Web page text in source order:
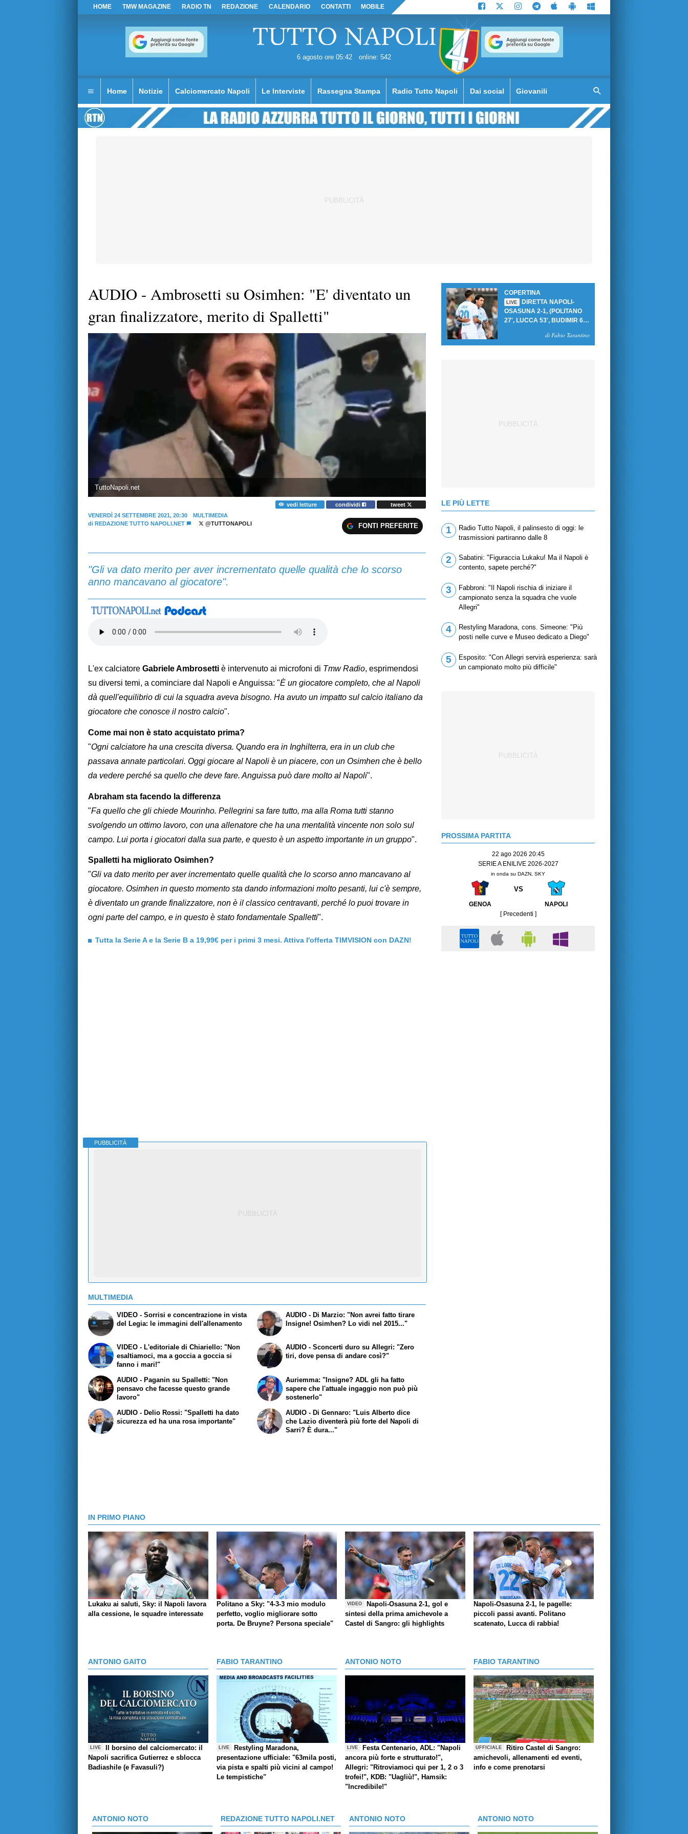
HOME TMW MAGAZINE RADIO TN REDAZIONE CALENDARIO CONTATTI MOBILE
6 agosto ore 05:42 online: 542
Home Notizie Calciomercato Napoli Le Interviste Rassegna Stampa Radio Tutto Napoli Dai social Giovanili
AUDIO - Ambrosetti su Osimhen: "E' diventato un
gran finalizzatore, merito di Spalletti"
TuttoNapoli.net
vedi letture condividi
tweet
VENERDÌ 24 SETTEMBRE 2021, 20:30
MULTIMEDIA
di REDAZIONE TUTTO NAPOLI.NET @TUTTONAPOLI FONTI PREFERITE
"Gli va dato merito per aver incrementato quelle qualità che lo scorso
anno mancavano al giocatore".
L'ex calciatore Gabriele Ambrosetti è intervenuto ai microfoni di Tmw Radio, esprimendosi
su diversi temi, a cominciare dal Napoli e Anguissa: "È un giocatore completo, che al Napoli
dà quell'equilibrio di cui la squadra aveva bisogno. Ha avuto un impatto sul calcio italiano da
giocatore che conosce il nostro calcio".
Come mai non è stato acquistato prima?
"Ogni calciatore ha una crescita diversa. Quando era in Inghilterra, era in un club che
passava annate particolari. Oggi giocare al Napoli è un piacere, con un Osimhen che è bello
da vedere perché sa quello che deve fare. Anguissa può dare molto al Napoli".
Abraham sta facendo la differenza
"Fa quello che gli chiede Mourinho. Pellegrini sa fare tutto, ma alla Roma tutti stanno
svolgendo un ottimo lavoro, con una allenatore che ha una mentalità vincente non solo sul
campo. Lui porta i giocatori dalla sua parte, e questo è un aspetto importante in un gruppo".
Spalletti ha migliorato Osimhen?
"Gli va dato merito per aver incrementato quelle qualità che lo scorso anno mancavano al
giocatore. Osimhen in questo momento sta dando informazioni molto pesanti, lui c'è sempre,
è diventato un grande finalizzatore, non è il classico centravanti, perché lo puoi trovare in
ogni parte del campo, e in questo è stato fondamentale Spalletti".
Tutta la Serie A e la Serie B a 19,99€ per i primi 3 mesi. Attiva l'offerta TIMVISION con DAZN!
PUBBLICITÀ
MULTIMEDIA
VIDEO - Sorrisi e concentrazione in vista
del Legia: le immagini dell'allenamento
VIDEO - L'editoriale di Chiariello: "Non
esaltiamoci, ma a goccia a goccia si
fanno i mari!"
AUDIO - Di Marzio: "Non avrei fatto tirare
Insigne! Osimhen? Lo vidi nel 2015..."
AUDIO - Sconcerti duro su Allegri: "Zero
tiri, dove pensa di andare così?"
AUDIO - Paganin su Spalletti: "Non
pensavo che facesse questo grande
lavoro"
AUDIO - Delio Rossi: "Spalletti ha dato
sicurezza ed ha una rosa importante"
Auriemma: "Insigne? ADL gli ha fatto
sapere che l'attuale ingaggio non può più
sostenerlo"
AUDIO - Di Gennaro: "Luis Alberto dice
che Lazio diventerà più forte del Napoli di
Sarri? È dura..."
COPERTINA
LIVE
DIRETTA NAPOLI-
OSASUNA 2-1, (POLITANO
27', LUCCA 53', BUDIMIR 69'
PER PRIMA VITTORIA AL
di Fabio Tarantino
LE PIÙ LETTE
1
Radio Tutto Napoli, il palinsesto di oggi: le
trasmissioni partiranno dalle 8
2
Sabatini: "Figuraccia Lukaku! Ma il Napoli è
contento, sapete perché?"
3
Fabbroni: "Il Napoli rischia di iniziare il
campionato senza la squadra che vuole
Allegri"
4
Restyling Maradona, cons. Simeone: "Più
posti nelle curve e Museo dedicato a Diego"
5
Esposito: "Con Allegri servirà esperienza: sarà
un campionato molto più difficile"
PROSSIMA PARTITA
22 ago 2026 20:45
SERIE A ENILIVE 2026-2027
in onda su DAZN, SKY
VS
GENOA
NAPOLI
[ Precedenti ]
IN PRIMO PIANO
Lukaku ai saluti, Sky: il Napoli lavora
alla cessione, le squadre interessate
Politano a Sky: "4-3-3 mio modulo
perfetto, voglio migliorare sotto
porta. De Bruyne? Persona speciale"
VIDEO
Napoli-Osasuna 2-1, gol e
sintesi della prima amichevole a
Castel di Sangro: gli highlights
Napoli-Osasuna 2-1, le pagelle:
piccoli passi avanti. Politano
scatenato, Lucca di rabbia!
ANTONIO GAITO
LIVE
Il borsino del calciomercato: il
Napoli sacrifica Gutierrez e sblocca
Badiashile (e Favasuli?)
FABIO TARANTINO
LIVE
Restyling Maradona,
presentazione ufficiale: "63mila posti,
via pista e spalti più vicini al campo!
Le tempistiche"
ANTONIO NOTO
LIVE
Festa Centenario, ADL: "Napoli
ancora più forte e strutturato!",
Allegri: "Ritroviamoci qui per 1, 2 o 3
trofei!", KDB: "Uagliù!", Hamsik:
"Incredibile!"
FABIO TARANTINO
UFFICIALE
Ritiro Castel di Sangro:
amichevoli, allenamenti ed eventi,
info e come prenotarsi
ANTONIO NOTO REDAZIONE TUTTO NAPOLI.NET ANTONIO NOTO ANTONIO NOTO